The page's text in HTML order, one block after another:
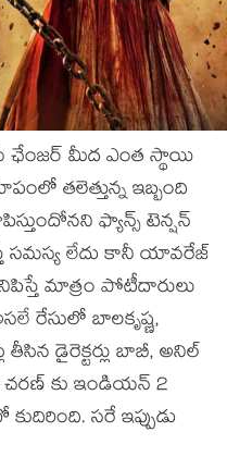
ఛేంజర్ మీద ఎంత స్థాయి
తలెత్తున్న ఇబ్బంది
ఫ్యాన్స్ టెన్షన్
సమస్య లేదు కానీ యావరేజ్
మాత్రం పోటీదారులు
రేసులో బాలకృష్ణ,
డైరెక్టర్లు బాబీ, అనిల్
చరణ్ కు ఇండియన్ 2
సరే ఇప్పుడు